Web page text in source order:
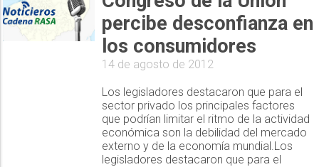
percibe desconfianza en
los consumidores
14 de agosto de 2012
Los legisladores destacaron que para el
sector privado los principales factores
que podrían limitar el ritmo de la actividad
económica son la debilidad del mercado
externo y de la economía mundial.Los
legisladores destacaron que para el